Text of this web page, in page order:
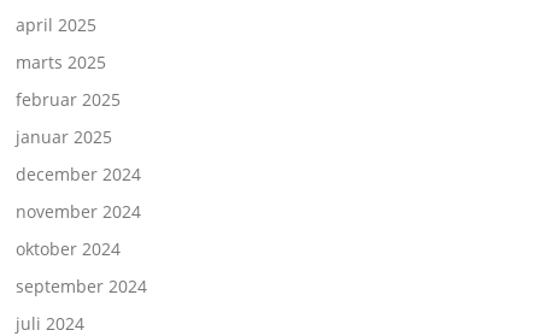
april 2025
marts 2025
februar 2025
januar 2025
december 2024
november 2024
oktober 2024
september 2024
juli 2024